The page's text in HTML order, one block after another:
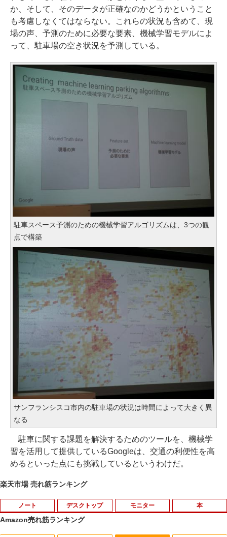
か、そして、そのデータが正確なのかどうかということ
も考慮しなくてはならない。これらの状況も含めて、現
場の声、予測のために必要な要素、機械学習モデルによ
って、駐車場の空き状況を予測している。
駐車スペース予測のための機械学習アルゴリズムは、3つの観
点で構築
サンフランシスコ市内の駐車場の状況は時間によって大きく異
なる
駐車に関する課題を解決するためのツールを、機械学
習を活用して提供しているGoogleは、交通の利便性を高
めるといった点にも挑戦しているというわけだ。
楽天市場 売れ筋ランキング
ノート デスクトップ モニター 本
Amazon売れ筋ランキング